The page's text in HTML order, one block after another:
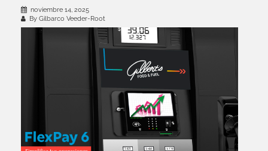
noviembre 14, 2025
By Gilbarco Veeder-Root